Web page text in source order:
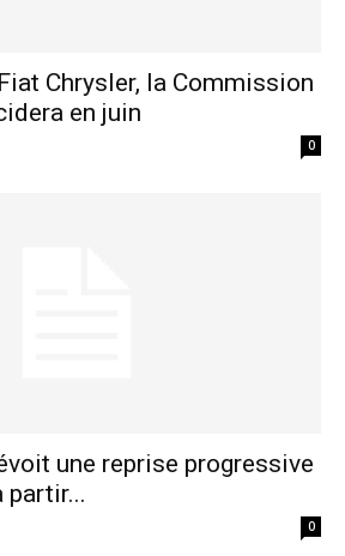
Chrysler, la Commission
en juin
0
une reprise progressive
partir...
0